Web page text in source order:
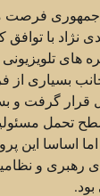
جمهوری فرصت
نژاد با توافق
های تلویزیونی
بسیاری از
قرار گرفت و
تحمل
اساسا این
رهبری و